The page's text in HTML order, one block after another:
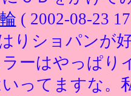
( 2002-08-23
りショパンが
ーはやっぱり
ってますな。